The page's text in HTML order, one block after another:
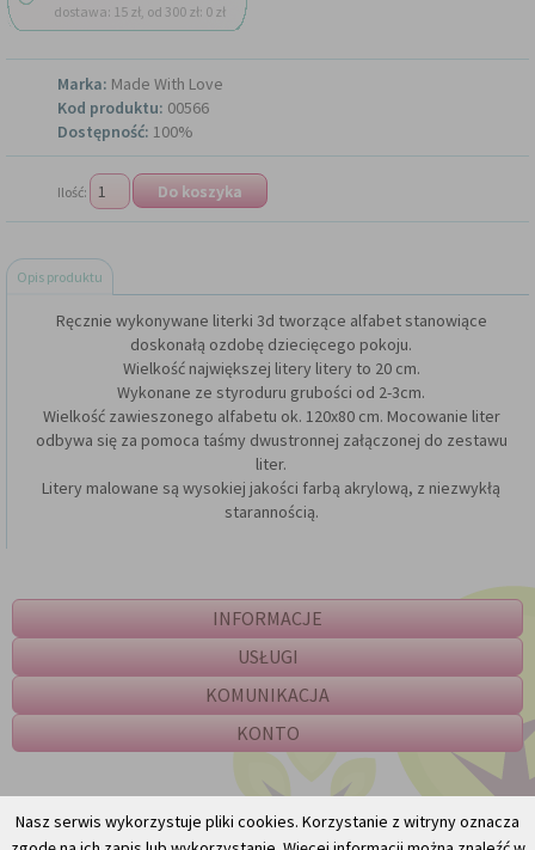
dostawa: 15 zł, od 300 zł: 0 zł
Marka: Made With Love
Kod produktu: 00566
Dostępność: 100%
Ilość:
Opis produktu
Ręcznie wykonywane literki 3d tworzące alfabet stanowiące
doskonałą ozdobę dziecięcego pokoju.
Wielkość największej litery litery to 20 cm.
Wykonane ze styroduru grubości od 2-3cm.
Wielkość zawieszonego alfabetu ok. 120x80 cm. Mocowanie liter
odbywa się za pomoca taśmy dwustronnej załączonej do zestawu
liter.
Litery malowane są wysokiej jakości farbą akrylową, z niezwykłą
starannością.
INFORMACJE
USŁUGI
KOMUNIKACJA
KONTO
Nasz serwis wykorzystuje pliki cookies. Korzystanie z witryny oznacza